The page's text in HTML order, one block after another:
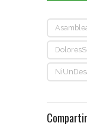
Compartir